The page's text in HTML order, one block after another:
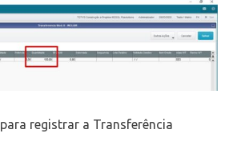
para registrar a Transferência